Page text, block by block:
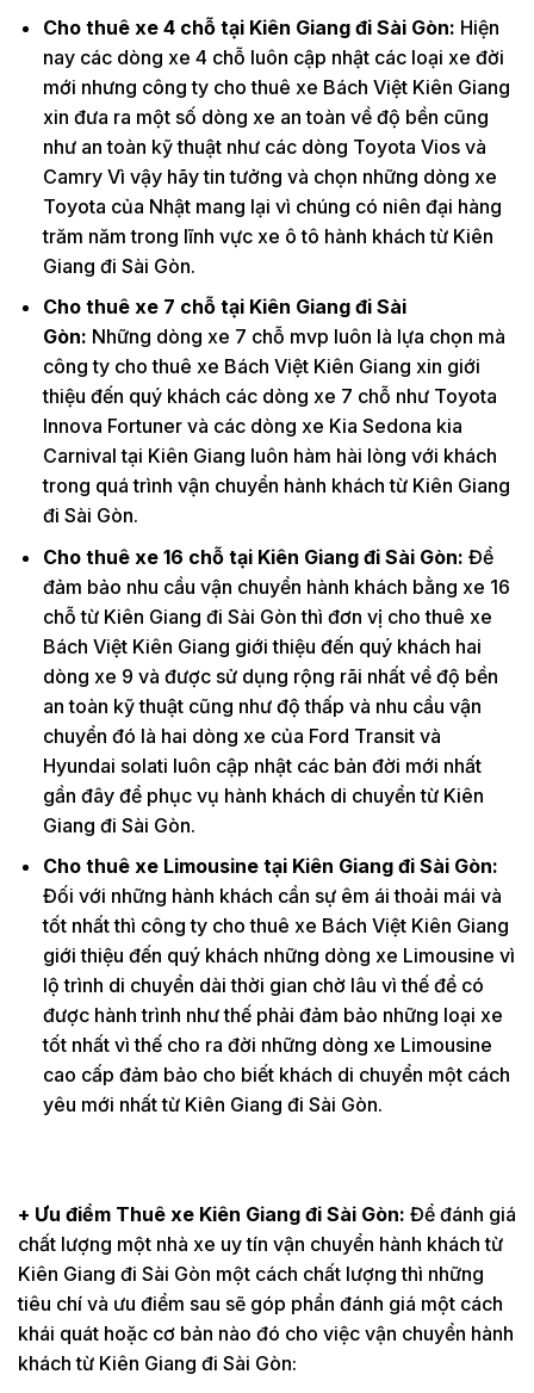
Cho thuê xe 4 chỗ tại Kiên Giang đi Sài Gòn: Hiện
nay các dòng xe 4 chỗ luôn cập nhật các loại xe đời
mới nhưng công ty cho thuê xe Bách Việt Kiên Giang
xin đưa ra một số dòng xe an toàn về độ bền cũng
như an toàn kỹ thuật như các dòng Toyota Vios và
Camry Vì vậy hãy tin tưởng và chọn những dòng xe
Toyota của Nhật mang lại vì chúng có niên đại hàng
trăm năm trong lĩnh vực xe ô tô hành khách từ Kiên
Giang đi Sài Gòn.
Cho thuê xe 7 chỗ tại Kiên Giang đi Sài
Gòn: Những dòng xe 7 chỗ mvp luôn là lựa chọn mà
công ty cho thuê xe Bách Việt Kiên Giang xin giới
thiệu đến quý khách các dòng xe 7 chỗ như Toyota
Innova Fortuner và các dòng xe Kia Sedona kia
Carnival tại Kiên Giang luôn hàm hài lòng với khách
trong quá trình vận chuyển hành khách từ Kiên Giang
đi Sài Gòn.
Cho thuê xe 16 chỗ tại Kiên Giang đi Sài Gòn: Để
đảm bảo nhu cầu vận chuyển hành khách bằng xe 16
chỗ từ Kiên Giang đi Sài Gòn thì đơn vị cho thuê xe
Bách Việt Kiên Giang giới thiệu đến quý khách hai
dòng xe 9 và được sử dụng rộng rãi nhất về độ bền
an toàn kỹ thuật cũng như độ thấp và nhu cầu vận
chuyển đó là hai dòng xe của Ford Transit và
Hyundai solati luôn cập nhật các bản đời mới nhất
gần đây để phục vụ hành khách di chuyển từ Kiên
Giang đi Sài Gòn.
Cho thuê xe Limousine tại Kiên Giang đi Sài Gòn:
Đối với những hành khách cần sự êm ái thoải mái và
tốt nhất thì công ty cho thuê xe Bách Việt Kiên Giang
giới thiệu đến quý khách những dòng xe Limousine vì
lộ trình di chuyển dài thời gian chờ lâu vì thế để có
được hành trình như thế phải đảm bảo những loại xe
tốt nhất vì thế cho ra đời những dòng xe Limousine
cao cấp đảm bảo cho biết khách di chuyển một cách
yêu mới nhất từ Kiên Giang đi Sài Gòn.
+ Ưu điểm Thuê xe Kiên Giang đi Sài Gòn: Để đánh giá
chất lượng một nhà xe uy tín vận chuyển hành khách từ
Kiên Giang đi Sài Gòn một cách chất lượng thì những
tiêu chí và ưu điểm sau sẽ góp phần đánh giá một cách
khái quát hoặc cơ bản nào đó cho việc vận chuyển hành
khách từ Kiên Giang đi Sài Gòn: